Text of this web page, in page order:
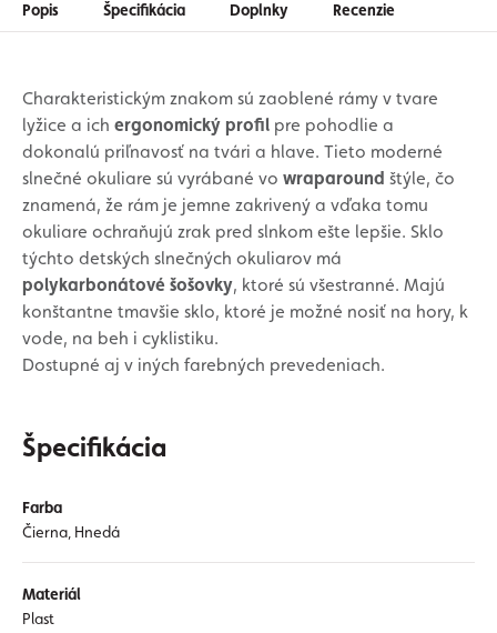
Popis Špecifikácia Doplnky Recenzie
Charakteristickým znakom sú zaoblené rámy v tvare
lyžice a ich ergonomický profil pre pohodlie a
dokonalú priľnavosť na tvári a hlave. Tieto moderné
slnečné okuliare sú vyrábané vo wraparound štýle, čo
znamená, že rám je jemne zakrivený a vďaka tomu
okuliare ochraňujú zrak pred slnkom ešte lepšie. Sklo
týchto detských slnečných okuliarov má
polykarbonátové šošovky, ktoré sú všestranné. Majú
konštantne tmavšie sklo, ktoré je možné nosiť na hory, k
vode, na beh i cyklistiku.
Dostupné aj v iných farebných prevedeniach.
Špecifikácia
Farba
Čierna, Hnedá
Materiál
Plast